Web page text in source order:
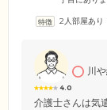
セスの良さ
用面でお悩
2人部屋あり
4.0
川
介護士さんは気